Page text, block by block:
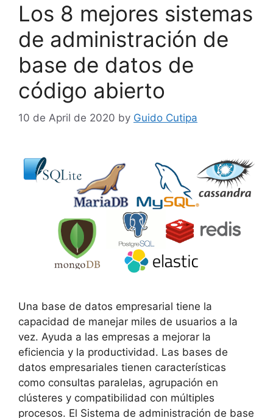
Los 8 mejores sistemas
de administración de
base de datos de
código abierto
10 de April de 2020 by Guido Cutipa
Una base de datos empresarial tiene la
capacidad de manejar miles de usuarios a la
vez. Ayuda a las empresas a mejorar la
eficiencia y la productividad. Las bases de
datos empresariales tienen características
como consultas paralelas, agrupación en
clústeres y compatibilidad con múltiples
procesos. El Sistema de administración de base